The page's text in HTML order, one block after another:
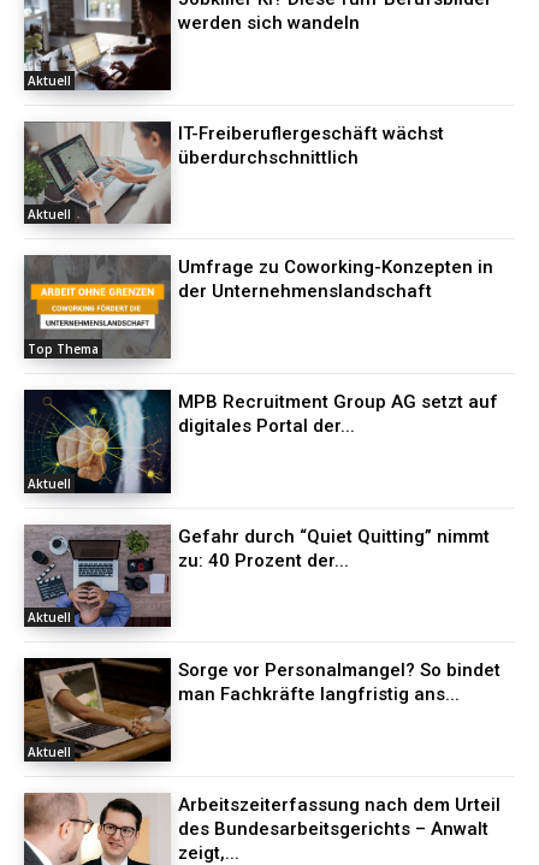
Aktuell
werden sich wandeln
Aktuell
IT-Freiberuflergeschäft wächst
überdurchschnittlich
Top Thema
Umfrage zu Coworking-Konzepten in
der Unternehmenslandschaft
Aktuell
MPB Recruitment Group AG setzt auf
digitales Portal der...
Aktuell
Gefahr durch “Quiet Quitting” nimmt
zu: 40 Prozent der...
Aktuell
Sorge vor Personalmangel? So bindet
man Fachkräfte langfristig ans...
Arbeitszeiterfassung nach dem Urteil
des Bundesarbeitsgerichts – Anwalt
zeigt,...